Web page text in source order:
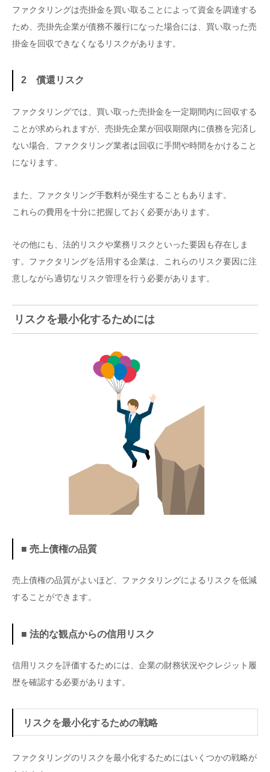
ファクタリングは売掛金を買い取ることによって資金を調達する
ため、売掛先企業が債務不履行になった場合には、買い取った売
掛金を回収できなくなるリスクがあります。
2 償還リスク
ファクタリングでは、買い取った売掛金を一定期間内に回収する
ことが求められますが、売掛先企業が回収期限内に債務を完済し
ない場合、ファクタリング業者は回収に手間や時間をかけること
になります。
また、ファクタリング手数料が発生することもあります。
これらの費用を十分に把握しておく必要があります。
その他にも、法的リスクや業務リスクといった要因も存在しま
す。ファクタリングを活用する企業は、これらのリスク要因に注
意しながら適切なリスク管理を行う必要があります。
リスクを最小化するためには
■ 売上債権の品質
売上債権の品質がよいほど、ファクタリングによるリスクを低減
することができます。
■ 法的な観点からの信用リスク
信用リスクを評価するためには、企業の財務状況やクレジット履
歴を確認する必要があります。
リスクを最小化するための戦略
ファクタリングのリスクを最小化するためにはいくつかの戦略が